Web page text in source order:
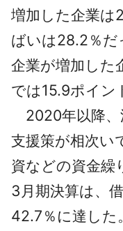
増加した企業は
ばいは28.2％だ
企業が増加した
では15.9ポイン
2020年以降、
支援策が相次い
資などの資金繰
3月期決算は、
42.7％に達した。